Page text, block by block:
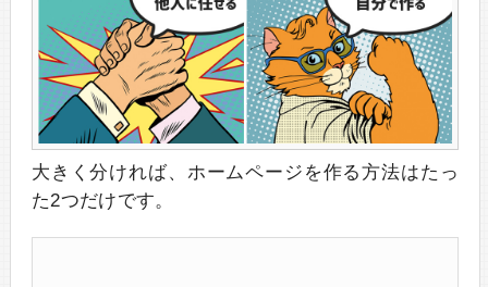
大きく分ければ、ホームページを作る方法はたっ
た2つだけです。